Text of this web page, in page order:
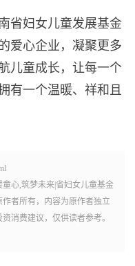
省妇女儿童发展基金
爱心企业，凝聚更多
儿童成长，让每一个
有一个温暖、祥和且
心,筑梦未来|省妇女儿童基金
者所有，内容为原作者独立
消费建议，仅供读者参考。